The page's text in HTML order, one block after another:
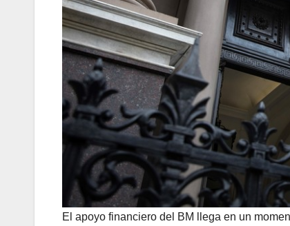
El apoyo financiero del BM llega en un